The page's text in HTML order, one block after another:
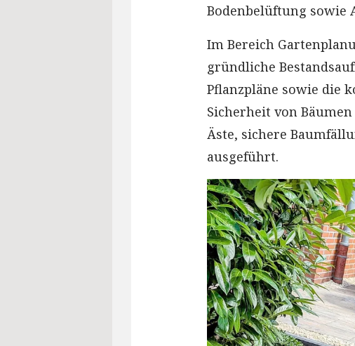
Bodenbelüftung sowie
Im Bereich
gründliche
Pflanzpläne sowie die
Sicherheit von
Äste, sichere
ausgeführt.